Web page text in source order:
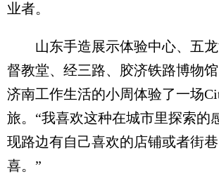
业者。
山东手造展示体验中心、五龙
督教堂、经三路、胶济铁路博物
济南工作生活的小周体验了一场
旅。“我喜欢这种在城市里探索的
现路边有自己喜欢的店铺或者街
喜。”